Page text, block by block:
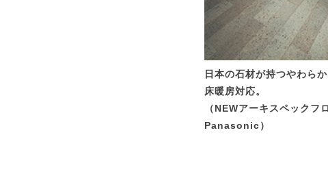
日本の石材が持つやわら
床暖房対応。
（NEWアーキスペック
Panasonic）